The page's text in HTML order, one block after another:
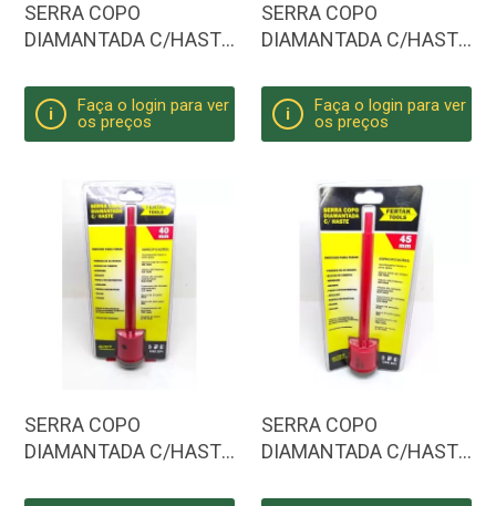
SERRA COPO
DIAMANTADA C/HASTE
i
Faça o login para ver
os preços
SERRA COPO
DIAMANTADA C/HASTE
i
Faça o login para ver
os preços
SERRA COPO
DIAMANTADA C/HASTE
SERRA COPO
DIAMANTADA C/HASTE